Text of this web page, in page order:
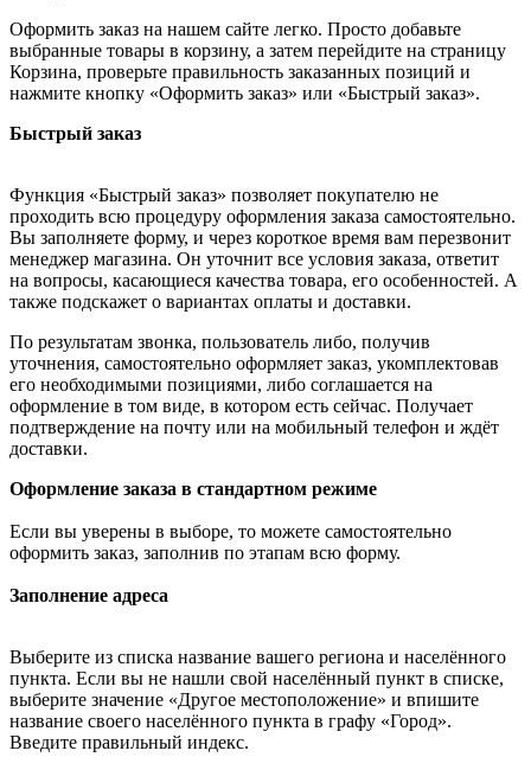
Оформить заказ на нашем сайте легко. Просто добавьте
выбранные товары в корзину, а затем перейдите на страницу
Корзина, проверьте правильность заказанных позиций и
нажмите кнопку «Оформить заказ» или «Быстрый заказ».
Быстрый заказ
Функция «Быстрый заказ» позволяет покупателю не
проходить всю процедуру оформления заказа самостоятельно.
Вы заполняете форму, и через короткое время вам перезвонит
менеджер магазина. Он уточнит все условия заказа, ответит
на вопросы, касающиеся качества товара, его особенностей. А
также подскажет о вариантах оплаты и доставки.
По результатам звонка, пользователь либо, получив
уточнения, самостоятельно оформляет заказ, укомплектовав
его необходимыми позициями, либо соглашается на
оформление в том виде, в котором есть сейчас. Получает
подтверждение на почту или на мобильный телефон и ждёт
доставки.
Оформление заказа в стандартном режиме
Если вы уверены в выборе, то можете самостоятельно
оформить заказ, заполнив по этапам всю форму.
Заполнение адреса
Выберите из списка название вашего региона и населённого
пункта. Если вы не нашли свой населённый пункт в списке,
выберите значение «Другое местоположение» и впишите
название своего населённого пункта в графу «Город».
Введите правильный индекс.